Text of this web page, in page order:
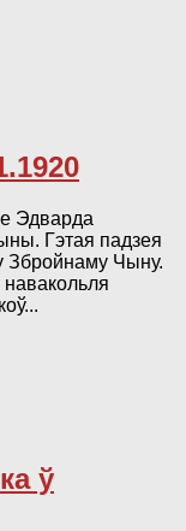
Эдварда
Гэтая падзея
Збройнаму Чыну.
навакольля
ў